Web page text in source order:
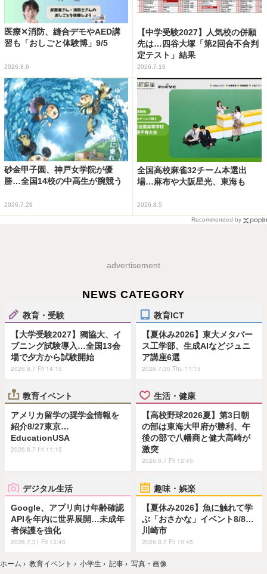
医療✕消防、縫合デモやAED講
習も「おしごと体験博」9/5
2026.8.6
【中学受験2027】人気校の併願
先は…四谷大塚「第2回合不合判
定テスト」結果
2026.7.16
砂金甲子園、神戸女学院が優
勝…全国14校の中高生が腕競う
2026.7.29
全国高校麻雀32チーム本選出
場…麻布や大阪星光、東海も
2026.8.5
Recommended by
advertisement
NEWS CATEGORY
教育・受験
【大学受験2027】獨協大、イ
ブニング試験導入…全国13会
場で夕方から試験開始
2026.8.7 Fri 14:15
教育ICT
【夏休み2026】東大メタバー
ス工学部、生成AIなどジュニ
ア講座6選
2026.7.30 Thu 11:15
教育イベント
アメリカ留学の奨学金情報を
紹介8/27東京…
EducationUSA
2026.8.7 Fri 11:15
生活・健康
【高校野球2026夏】第3日朝
の部は東海大甲府が勝利、午
後の部で八幡商と健大高崎が
激突
2026.8.7 Fri 12:45
デジタル生活
Google、アプリ向け年齢確認
APIを年内に世界展開…未成年
者保護を強化
2026.7.31 Fri 13:45
趣味・娯楽
【夏休み2026】魚に触れて学
ぶ「おさかな」イベント8/8…
川崎市
2026.8.7 Fri 10:45
ホーム › 教育イベント › 小学生 › 記事 › 写真・画像